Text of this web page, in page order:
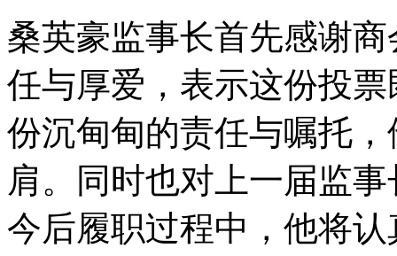
桑英豪监事长首先感谢
任与厚爱，表示这份投
份沉甸甸的责任与嘱托
肩。同时也对上一届监
今后履职过程中，他将